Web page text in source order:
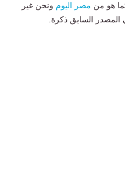
هو من مصر اليوم ونحن غير
السابق ذكرة.